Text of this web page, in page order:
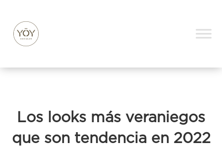
Los looks más veraniegos
que son tendencia en 2022